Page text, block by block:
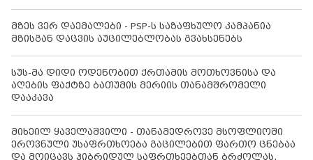
მზეს ვერ დაემალები - PSP-ს საზაფხულო კამპანია
მზისგან დაცვის აუცილებლობას გვახსენებს
სუს-მა დიდი ოდენობით ქრთამის მოთხოვნისა და
აღების ფაქტზე ბათუმის მერიის თანამშრომელი
დააკავა
მიხეილ ყაველაშვილი - თანამედროვე მსოფლიოში
ეროვნული უსაფრთხოება გაცილებით ფართო ცნებაა
და მოიცავს ჰიბრიდულ საფრთხეებთან ბრძოლას,